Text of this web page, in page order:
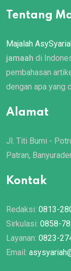
Tentang
Majalah
jamaah di
pembahasan
dengan apa yang
Alamat
Jl. Titi Bumi -
Patran,
Kontak
Redaksi: 0813-
Sirkulasi: 0858-
Layanan: 0823-
Email: